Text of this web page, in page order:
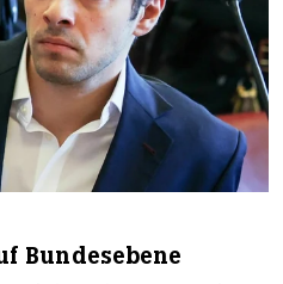
Bundesebene